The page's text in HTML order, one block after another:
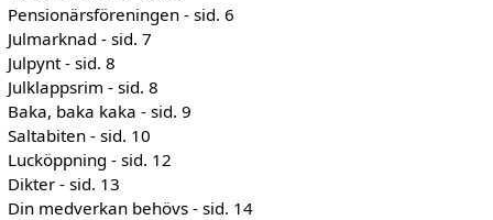
Pensionärsföreningen - sid. 6
Julmarknad - sid. 7
Julpynt - sid. 8
Julklappsrim - sid. 8
Baka, baka kaka - sid. 9
Saltabiten - sid. 10
Lucköppning - sid. 12
Dikter - sid. 13
Din medverkan behövs - sid. 14